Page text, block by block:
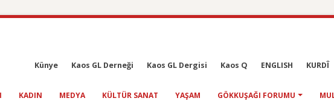
Künye Kaos GL Derneği Kaos GL Dergisi Kaos Q ENGLISH KURDÎ
KADIN MEDYA KÜLTÜR SANAT YAŞAM GÖKKUŞAĞI FORUMU